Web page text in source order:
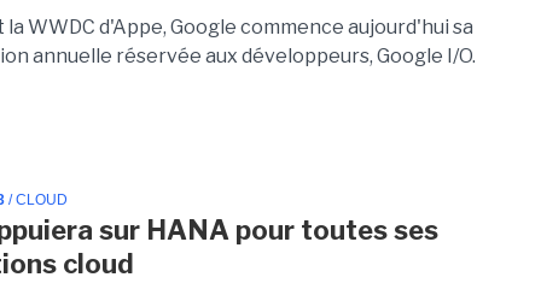
la WWDC d'Appe, Google commence aujourd'hui sa
annuelle réservée aux développeurs, Google I/O.
/ CLOUD
sur HANA pour toutes ses
cloud